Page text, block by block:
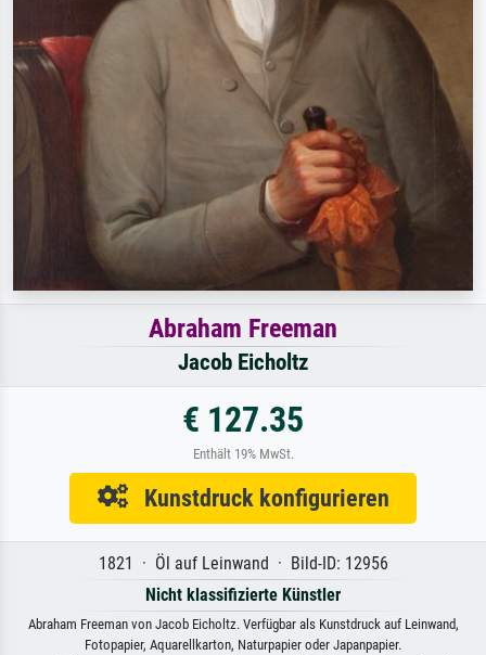
Abraham Freeman
Jacob Eicholtz
€ 127.35
Enthält 19% MwSt.
Kunstdruck konfigurieren
1821 · Öl auf Leinwand · Bild-ID: 12956
Nicht klassifizierte Künstler
Abraham Freeman von Jacob Eicholtz. Verfügbar als Kunstdruck auf Leinwand,
Fotopapier, Aquarellkarton, Naturpapier oder Japanpapier.